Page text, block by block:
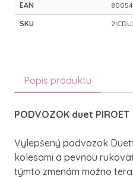
EAN
SKU
Popis produktu
PODVOZOK duet PIROET
Vylepšený podvozok
kolesami a pevnou
týmto zmenám možno